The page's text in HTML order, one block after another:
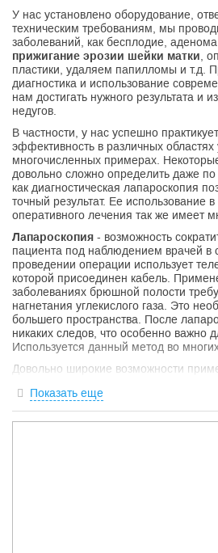
У нас установлено оборудование,
техническим требованиям, мы
заболеваний, как бесплодие,
прижигание эрозии шейки матки ,
пластики, удаляем папилломы и т.д.
диагностика и использование
нам достигать нужного результата и
недугов.
В частности, у нас успешно
эффективность в различных областях
многочисленных примерах.
довольно сложно определить даже
как диагностическая лапароскопия
точный результат. Ее использование
оперативного лечения так же имеет
Лапароскопия - возможность
пациента под наблюдением врачей в
проведении операции использует
которой присоединен кабель.
заболеваниях брюшной полости
нагнетания углекислого газа. Это
большего пространства. После
никаких следов, что особенно важно
Используется данный метод во
Довольно широкие возможности
Сегодня все более
Показать еще